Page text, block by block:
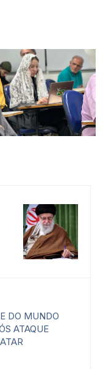
DO MUNDO
ATAQUE